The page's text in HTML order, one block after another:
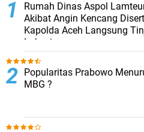
Rumah Dinas Aspol
Akibat Angin Kencang
Kapolda Aceh Langsung
Lokasi
Popularitas Prabowo
MBG ?